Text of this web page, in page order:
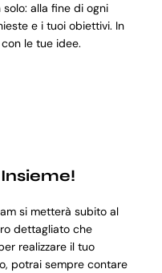
alla fine di ogni
e i tuoi obiettivi. In
le tue idee.
si metterà subito al
dettagliato che
realizzare il tuo
potrai sempre contare